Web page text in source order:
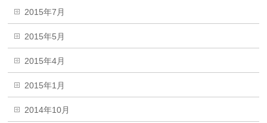
2015年7月
2015年5月
2015年4月
2015年1月
2014年10月